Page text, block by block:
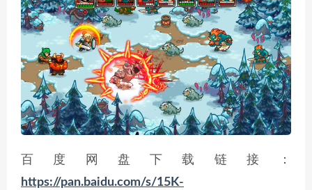
百度网盘下载链接：
https://pan.baidu.com/s/15K-